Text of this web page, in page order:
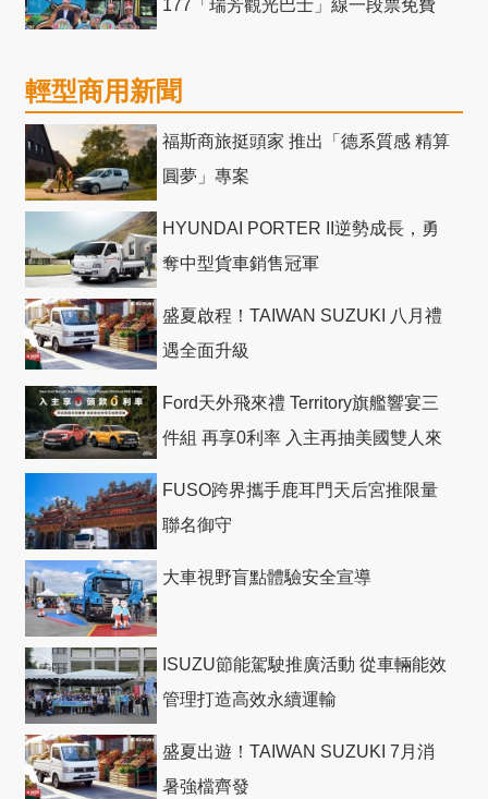
177「瑞芳觀光巴士」線一段票免費
輕型商用新聞
福斯商旅挺頭家 推出「德系質感 精算
圓夢」專案
HYUNDAI PORTER II逆勢成長，勇
奪中型貨車銷售冠軍
盛夏啟程！TAIWAN SUZUKI 八月禮
遇全面升級
Ford天外飛來禮 Territory旗艦響宴三
件組 再享0利率 入主再抽美國雙人來
FUSO跨界攜手鹿耳門天后宮推限量
聯名御守
大車視野盲點體驗安全宣導
ISUZU節能駕駛推廣活動 從車輛能效
管理打造高效永續運輸
盛夏出遊！TAIWAN SUZUKI 7月消
暑強檔齊發